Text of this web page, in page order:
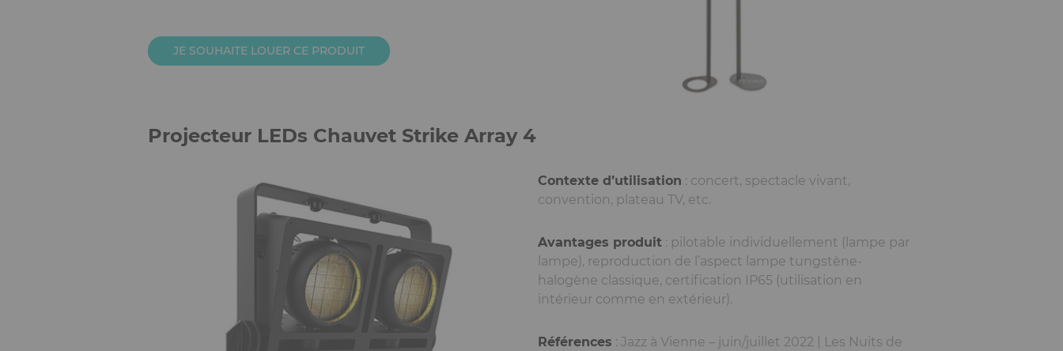
JE SOUHAITE LOUER CE PRODUIT
Projecteur LEDs Chauvet Strike Array 4
Contexte d’utilisation : concert, spectacle vivant,
convention, plateau TV, etc.
Avantages produit: pilotable individuellement (lampe par
lampe), reproduction de l’aspect lampe tungstène-
halogène classique, certification IP65 (utilisation en
intérieur comme en extérieur).
Références : Jazz à Vienne – juin/juillet 2022 | Les Nuits de